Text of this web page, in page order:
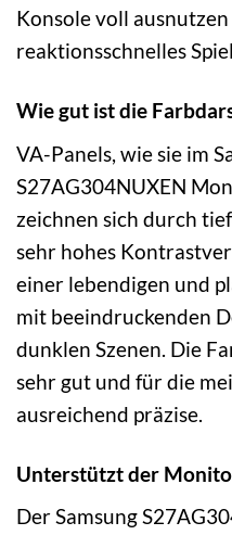
Konsole voll
reaktionsschnelles
Wie gut ist die
VA-Panels, wie sie im
S27AG304NUXEN
zeichnen sich durch
sehr hohes
einer lebendigen und
mit beeindruckenden
dunklen Szenen. Die
sehr gut und für die
ausreichend präzise.
Unterstützt der
Der Samsung